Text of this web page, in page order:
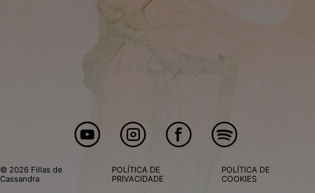
© 2026 Fillas de
Cassandra
POLÍTICA DE
PRIVACIDADE
POLÍTICA DE
COOKIES